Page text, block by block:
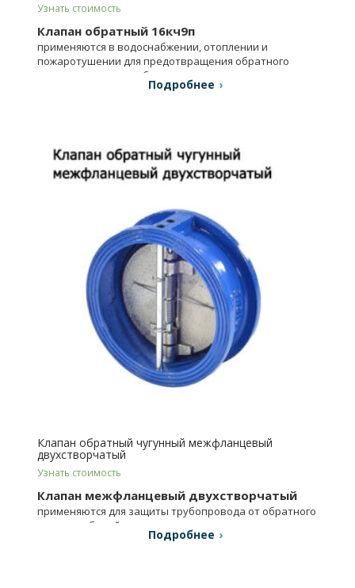
Узнать стоимость
Клапан обратный 16кч9п
применяются в водоснабжении, отоплении и
пожаротушении для предотвращения обратного
потока среды на трубопроводах.
Подробнее
Клапан обратный чугунный межфланцевый
двухстворчатый
Узнать стоимость
Клапан межфланцевый двухстворчатый
применяются для защиты трубопровода от обратного
потока рабочей среды.
Подробнее